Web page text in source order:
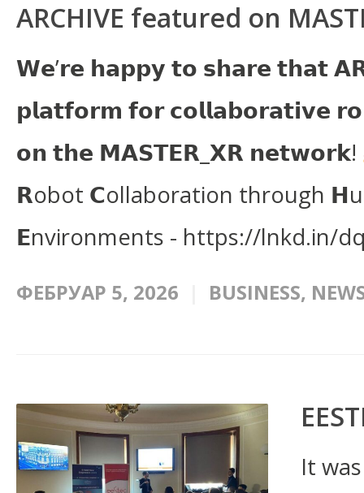
ARCHIVE featured on
𝗪𝗲’𝗿𝗲 𝗵𝗮𝗽𝗽𝘆 𝘁𝗼 𝘀𝗵𝗮𝗿𝗲 𝘁𝗵𝗮𝘁
𝗽𝗹𝗮𝘁𝗳𝗼𝗿𝗺 𝗳𝗼𝗿 𝗰𝗼𝗹𝗹𝗮𝗯𝗼𝗿𝗮𝘁𝗶𝘃𝗲
𝗼𝗻 𝘁𝗵𝗲 𝗠𝗔𝗦𝗧𝗘𝗥_𝗫𝗥 𝗻𝗲𝘁𝘄𝗼𝗿𝗸!
𝗥obot 𝗖ollaboration through
𝗘nvironments - https://lnkd.in/
ФЕБРУАР 5, 2026 BUSINESS,
It